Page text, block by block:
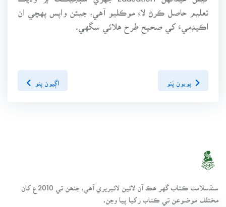
تعليم حاصل ڪرڻ لاءِ موڪليو آهي، جيئن واپس پهچي ان
اڪيڊميءَ کي صحيح طرح هلائي سگهي.
پويون پَنو اڳيون پنو
سنڌسلامت ڪتاب گهر ھڪ آن لائين لائبريري آھي، جنھن تي 2010ع کان
مختلف موضوعن تي ڪتاب رکيا پيا وڃن.